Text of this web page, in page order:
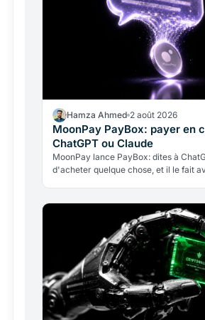
Hamza Ahmed 2 août 2026
MoonPay PayBox: payer en
ChatGPT ou Claude
MoonPay lance PayBox: dites à
d'acheter quelque chose, et il le fait